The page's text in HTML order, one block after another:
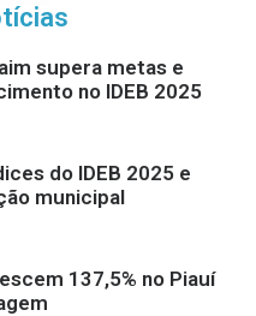
supera metas e
no IDEB 2025
do IDEB 2025 e
municipal
137,5% no Piauí